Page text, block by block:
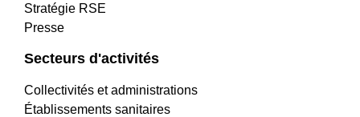
Stratégie RSE
Presse
Secteurs d'activités
Collectivités et administrations
Établissements sanitaires